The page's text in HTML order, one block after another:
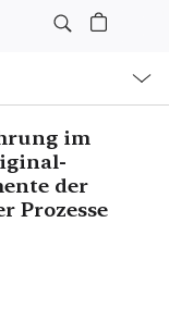
im
der
Prozesse